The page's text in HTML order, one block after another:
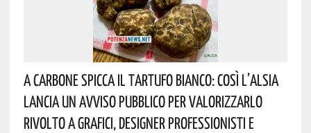
A Carbone Spicca Il Tartufo Bianco: Così L’Alsia
Lancia Un Avviso Pubblico Per Valorizzarlo
Rivolto A Grafici, Designer Professionisti E